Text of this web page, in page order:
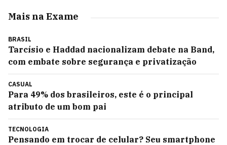
Mais na Exame
BRASIL
Tarcísio e Haddad nacionalizam debate na Band,
com embate sobre segurança e privatização
CASUAL
Para 49% dos brasileiros, este é o principal
atributo de um bom pai
TECNOLOGIA
Pensando em trocar de celular? Seu smartphone